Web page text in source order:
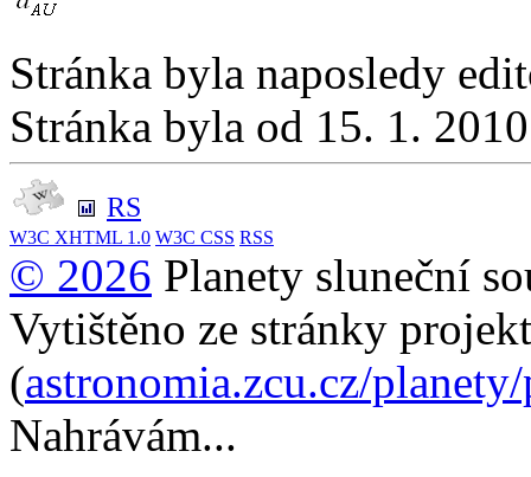
Stránka byla naposledy
Stránka byla od 15. 1.
RS
W3C XHTML 1.0 W3C CSS RSS
© 2026 Planety sluneční
Vytištěno ze stránky
(astronomia.zcu.cz/
Nahrávám...